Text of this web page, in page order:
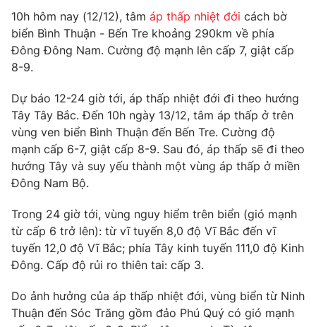
Thế giới đó đây
Câu chuyện quốc tế
Kinh tế
Tài chính
Thị trường
Góc doanh nghiệp
Dữ liệu và đời sống
Truyền hình
Phim VTV
Hậu trường
Nhân vật
Giải sao mai
Giải trí
Điện ảnh
Âm nhạc
Sao
Đời sống
Làm đẹp
Chất lượng cuộc sống
Giáo dục
Tuyển sinh
Học trực tuyến
Công nghệ
Sản phẩm
Giao lưu trực tuyến
10h hôm nay (12/12), tâm áp thấp nhiệt đới cách bờ
biển Bình Thuận - Bến Tre khoảng 290km về phía
Đông Đông Nam. Cường độ mạnh lên cấp 7, giật cấp
8-9.
Dự báo 12-24 giờ tới, áp thấp nhiệt đới đi theo hướng
Tây Tây Bắc. Đến 10h ngày 13/12, tâm áp thấp ở trên
vùng ven biển Bình Thuận đến Bến Tre. Cường độ
mạnh cấp 6-7, giật cấp 8-9. Sau đó, áp thấp sẽ đi theo
hướng Tây và suy yếu thành một vùng áp thấp ở miền
Đông Nam Bộ.
Trong 24 giờ tới, vùng nguy hiểm trên biển (gió mạnh
từ cấp 6 trở lên): từ vĩ tuyến 8,0 độ Vĩ Bắc đến vĩ
tuyến 12,0 độ Vĩ Bắc; phía Tây kinh tuyến 111,0 độ Kinh
Đông. Cấp độ rủi ro thiên tai: cấp 3.
Do ảnh hưởng của áp thấp nhiệt đới, vùng biển từ Ninh
Thuận đến Sóc Trăng gồm đảo Phú Quý có gió mạnh